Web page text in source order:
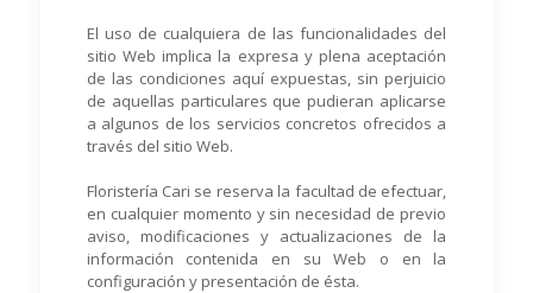
El uso de cualquiera de las funcionalidades del
sitio Web implica la expresa y plena aceptación
de las condiciones aquí expuestas, sin perjuicio
de aquellas particulares que pudieran aplicarse
a algunos de los servicios concretos ofrecidos a
través del sitio Web.
Floristería Cari se reserva la facultad de efectuar,
en cualquier momento y sin necesidad de previo
aviso, modificaciones y actualizaciones de la
información contenida en su Web o en la
configuración y presentación de ésta.